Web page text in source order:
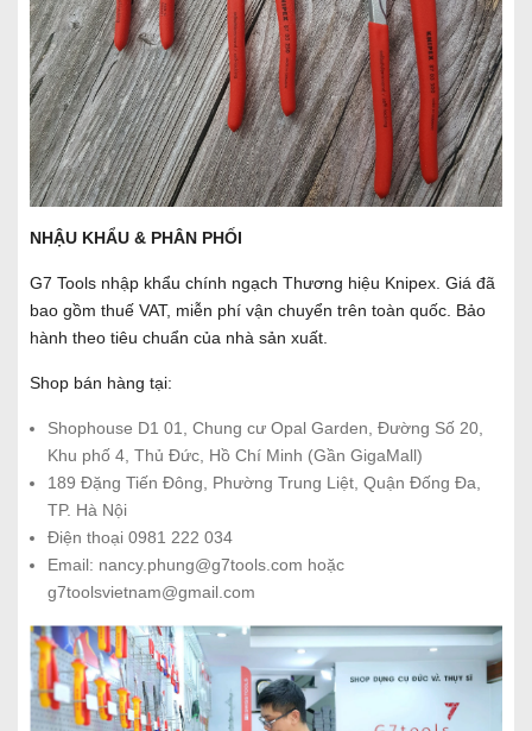
NHẬU KHẨU & PHÂN PHỐI
G7 Tools nhập khẩu chính ngạch Thương hiệu Knipex. Giá đã
bao gồm thuế VAT, miễn phí vận chuyển trên toàn quốc. Bảo
hành theo tiêu chuẩn của nhà sản xuất.
Shop bán hàng tại:
Shophouse D1 01, Chung cư Opal Garden, Đường Số 20,
Khu phố 4, Thủ Đức, Hồ Chí Minh (Gần GigaMall)
189 Đặng Tiến Đông, Phường Trung Liệt, Quận Đống Đa,
TP. Hà Nội
Điện thoại 0981 222 034
Email: nancy.phung@g7tools.com hoặc
g7toolsvietnam@gmail.com